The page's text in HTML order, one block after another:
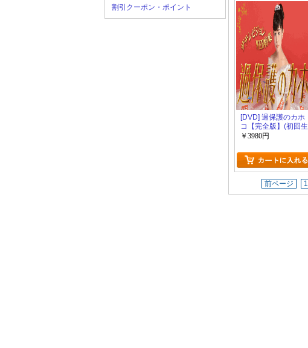
割引クーポン・ポイント
[DVD] 過保護のカホ
コ【完全版】(初回生
産限定版)
￥3980円
前ページ 1